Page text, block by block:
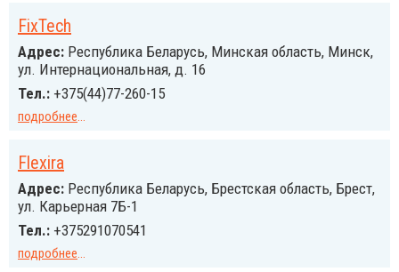
FixTech
Адрес: Республика Беларусь, Минская область, Минск,
ул. Интернациональная, д. 16
Тел.: +375(44)77-260-15
подробнее...
Flexira
Адрес: Республика Беларусь, Брестская область, Брест,
ул. Карьерная 7Б-1
Тел.: +375291070541
подробнее...